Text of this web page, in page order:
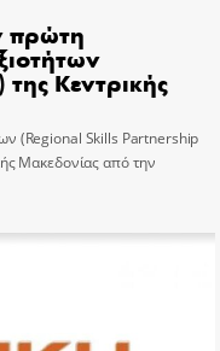
πρώτη
Κεντρικής
(Regional Skills Partnership
Μακεδονίας από την